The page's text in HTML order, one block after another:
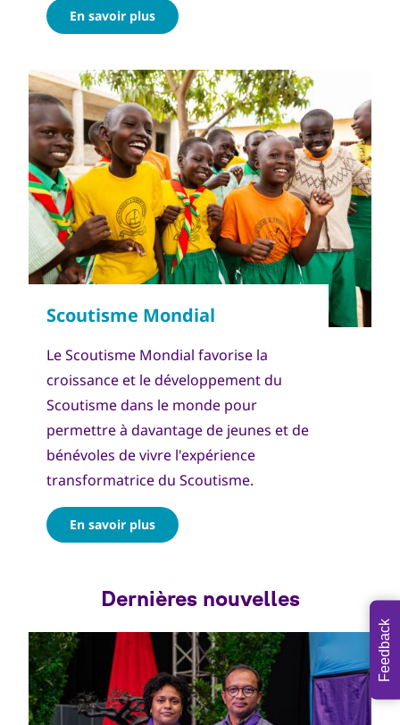
En savoir plus
Le Scoutisme Mondial favorise la
croissance et le développement du
Scoutisme dans le monde pour
permettre à davantage de jeunes et de
bénévoles de vivre l'expérience
transformatrice du Scoutisme.
En savoir plus
Feedback